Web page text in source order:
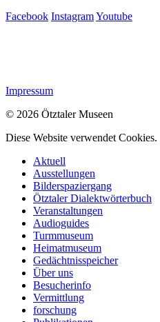
Facebook InstagramYoutube
Impressum
© 2026 Ötztaler Museen
Diese Website verwendet Cookies.
Aktuell
Ausstellungen
Bilderspaziergang
Ötztaler Dialektwörterbuch
Veranstaltungen
Audioguides
Turmmuseum
Heimatmuseum
Gedächtnisspeicher
Über uns
Besucherinfo
Vermittlung
forschung